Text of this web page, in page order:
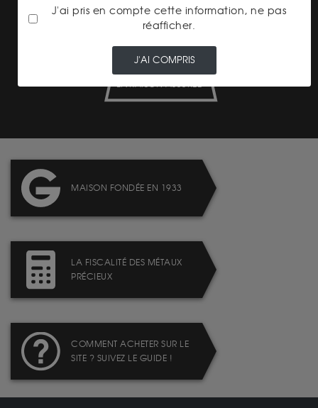
LIVRAISON ASSURÉE
MAISON FONDÉE EN 1933
LA FISCALITÉ DES MÉTAUX
PRÉCIEUX
COMMENT ACHETER SUR LE
SITE ? SUIVEZ LE GUIDE !
J'ai pris en compte cette information, ne pas
réafficher.
J'AI COMPRIS